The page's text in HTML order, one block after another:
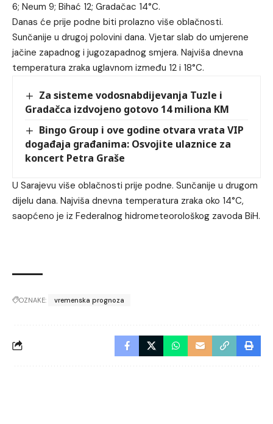
6; Neum 9; Bihać 12; Gradačac 14°C.
Danas će prije podne biti prolazno više oblačnosti.
Sunčanije u drugoj polovini dana. Vjetar slab do umjerene
jačine zapadnog i jugozapadnog smjera. Najviša dnevna
temperatura zraka uglavnom između 12 i 18°C.
Za sisteme vodosnabdijevanja Tuzle i
Gradačca izdvojeno gotovo 14 miliona KM
Bingo Group i ove godine otvara vrata VIP
događaja građanima: Osvojite ulaznice za
koncert Petra Graše
U Sarajevu više oblačnosti prije podne. Sunčanije u drugom
dijelu dana. Najviša dnevna temperatura zraka oko 14°C,
saopćeno je iz Federalnog hidrometeorološkog zavoda BiH.
OZNAKE: vremenska prognoza